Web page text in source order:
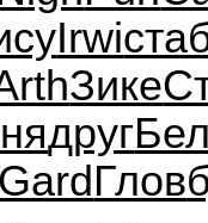
Irwi
Зике
друг
Gard Глов